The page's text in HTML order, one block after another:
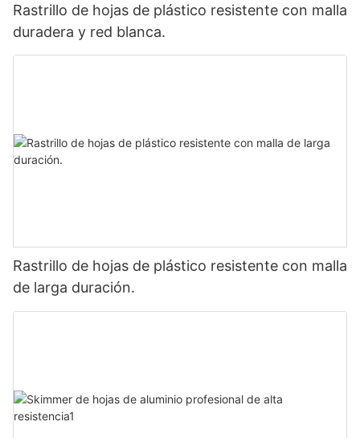
Rastrillo de hojas de plástico resistente con malla
duradera y red blanca.
Rastrillo de hojas de plástico resistente con malla
de larga duración.